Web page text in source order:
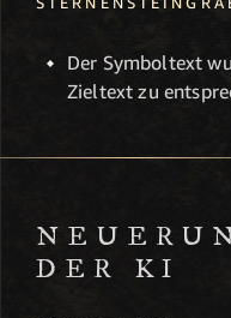
Der Symboltext
Zieltext zu
DER KI